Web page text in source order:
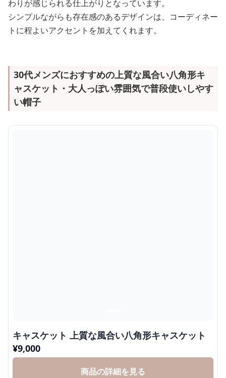
わりが感じられる仕上がりとなっています。
シンプルながらも存在感のあるデザインは、コーディネー
トに程よいアクセントを加えてくれます。
30代メンズにおすすめの上質な風合い八角形キ
ャスケット・大人っぽい雰囲気で普段使いしやす
い帽子
キャスケット 上質な風合い八角形キャスケット
¥9,000
商品の詳細を見る